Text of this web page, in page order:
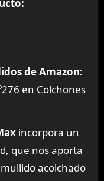
de Amazon:
en Colchones
incorpora un
que nos aporta
acolchado